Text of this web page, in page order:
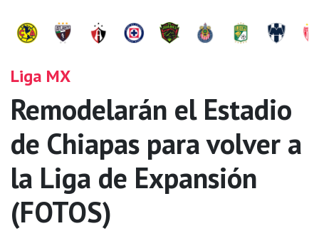
Liga MX
Remodelarán el Estadio
de Chiapas para volver a
la Liga de Expansión
(FOTOS)